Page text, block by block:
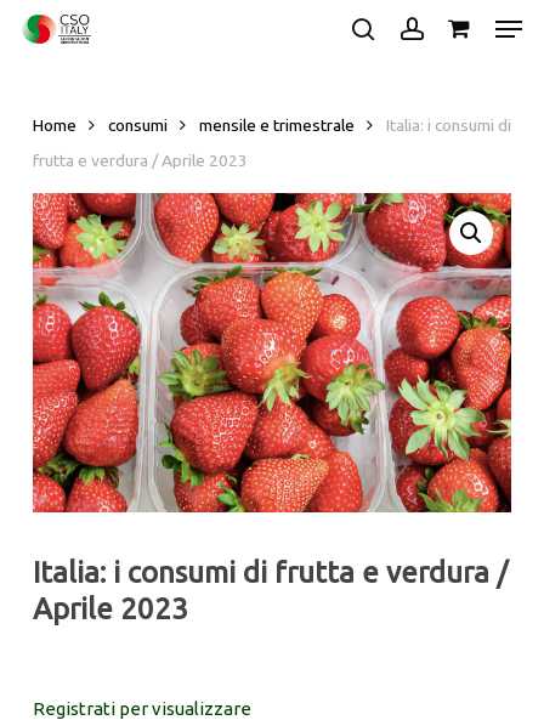
Skip
Home consumi mensile e trimestrale
Italia: i consumi di
frutta e verdura / Aprile 2023
Italia: i consumi di frutta e verdura /
Aprile 2023
Registrati per visualizzare